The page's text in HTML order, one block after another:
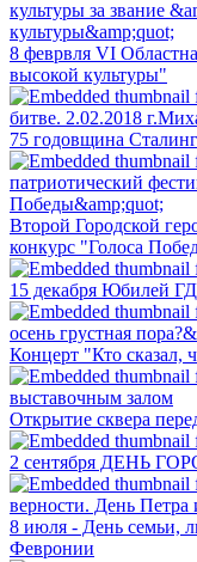
8 феврвля VI
высокой культуры"
75 годовщина
Второй Городской
конкурс "Голоса
15 декабря Юбилей
Концерт "Кто сказал,
Открытие сквера
2 сентября ДЕНЬ
8 июля - День семьи,
Февронии